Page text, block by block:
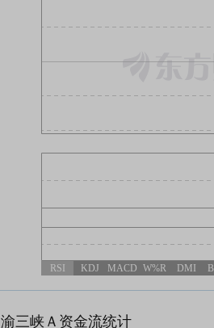
RSI KDJ MACD W%R DMI
渝三峡Ａ资金流统计